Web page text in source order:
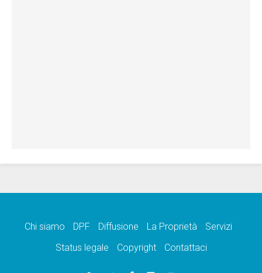
Chi siamo DPF Diffusione La Proprietà
Servizi
Status legale
Copyright Contattaci